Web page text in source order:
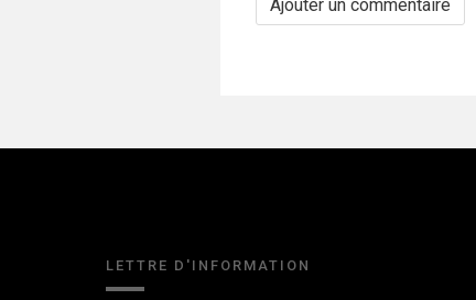
Ajouter un commentaire
LETTRE D'INFORMATION